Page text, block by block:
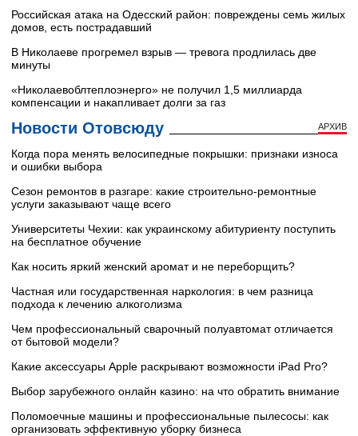
Российская атака на Одесский район: повреждены семь жилых
домов, есть пострадавший
В Николаеве прогремел взрыв — тревога продлилась две
минуты
«Николаевоблтеплоэнерго» не получил 1,5 миллиарда
компенсации и накапливает долги за газ
Новости Отовсюду АРХИВ
Когда пора менять велосипедные покрышки: признаки износа
и ошибки выбора
Сезон ремонтов в разгаре: какие строительно-ремонтные
услуги заказывают чаще всего
Университеты Чехии: как украинскому абитуриенту поступить
на бесплатное обучение
Как носить яркий женский аромат и не переборщить?
Частная или государственная наркология: в чем разница
подхода к лечению алкоголизма
Чем профессиональный сварочный полуавтомат отличается
от бытовой модели?
Какие аксессуары Apple раскрывают возможности iPad Pro?
Выбор зарубежного онлайн казино: на что обратить внимание
Поломоечные машины и профессиональные пылесосы: как
организовать эффективную уборку бизнеса